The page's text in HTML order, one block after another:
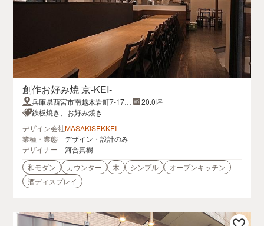
創作お好み焼 京‐KEI‐
兵庫県西宮市南越木岩町7-17 2
F
20.0坪
鉄板焼き、お好み焼き
デザイン会社MASAKISEKKEI
業種・業態
デザイン・設計のみ
デザイナー
河合真樹
和モダン
カウンター 木 シンプル
オープンキッチン
酒ディスプレイ